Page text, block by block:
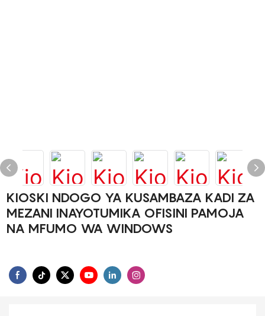
KIOSKI NDOGO YA KUSAMBAZA KADI ZA
MEZANI INAYOTUMIKA OFISINI PAMOJA
NA MFUMO WA WINDOWS